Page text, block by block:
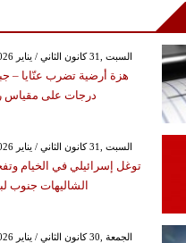
GMT 10:03 2026 السبت ,31 كانون الثاني / يناير
درجات على مقياس
GMT 09:40 2026 السبت ,31 كانون الثاني / يناير
توغل إسرائيلي في الخيام
الشاليهات جنوب
GMT 10:13 2026 الجمعة ,30 كانون الثاني / يناير